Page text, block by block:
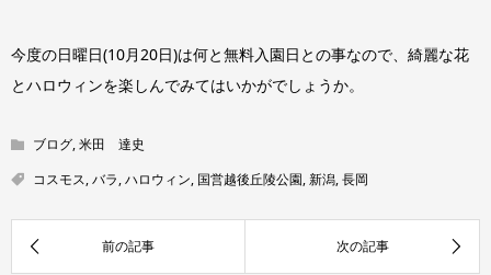
今度の日曜日(10月20日)は何と無料入園日との事なので、綺麗な花
とハロウィンを楽しんでみてはいかがでしょうか。
ブログ,米田 達史
コスモス,バラ,ハロウィン, 国営越後丘陵公園,新潟,長岡